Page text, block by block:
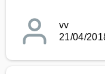
vv
21/04/